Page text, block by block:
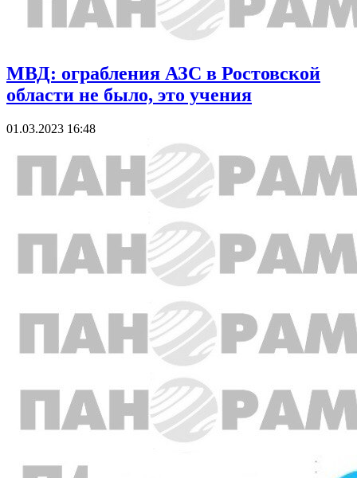
МВД: ограбления АЗС в Ростовской
области не было, это учения
01.03.2023 16:48